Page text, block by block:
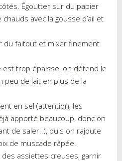
Égoutter sur du papier
avec la gousse d’ail et
du faitout et mixer finement
trop épaisse, on détend le
peu de lait en plus de la
en sel (attention, les
apporté beaucoup, donc on
de saler..), puis on rajoute
de muscade râpée.
assiettes creuses, garnir